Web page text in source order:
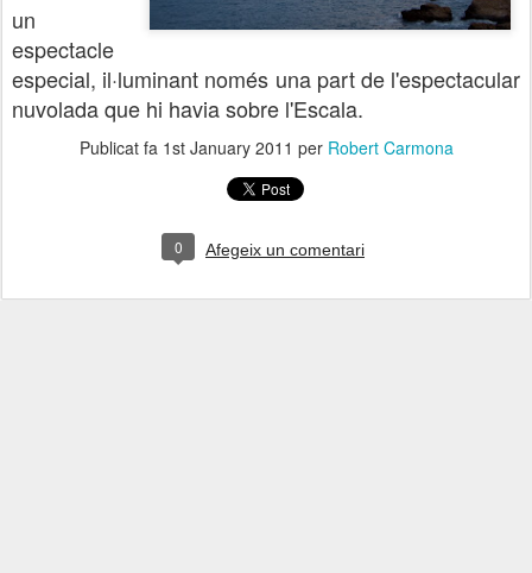
un
espectacle
especial, il·luminant només una part de l'espectacular
nuvolada que hi havia sobre l'Escala.
Publicat fa 1st January 2011 per Robert Carmona
0 Afegeix un comentari